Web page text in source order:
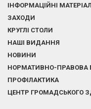
ІНФОРМАЦІЙНІ
ЗАХОДИ
КРУГЛІ СТОЛИ
НАШІ ВИДАННЯ
НОВИНИ
НОРМАТИВНО-ПРАВОВА
ПРОФІЛАКТИКА
ЦЕНТР ГРОМАДСЬКОГО